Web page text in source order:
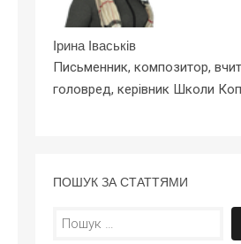
Ірина Іваськів
Письменник, композитор,
головред, керівник Школи
ПОШУК ЗА СТАТТЯМИ
Пошук: